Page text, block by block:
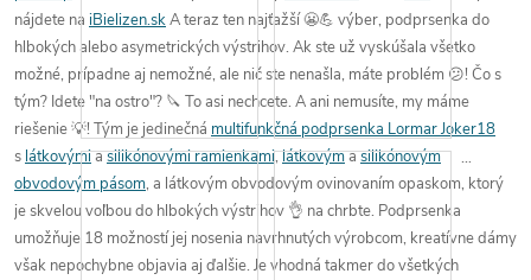
nájdete na iBielizen.skA teraz ten najťažší 😬💪 výber, podprsenka do
hlbokýchaleboasymetrických výstrihov. Ak ste už vyskúšala všetko
možné, prípadne aj nemožné, ale nič ste nenašla, máte problém 😕! Čo s
tým? Idete "na ostro"? 🔪 To asi nechcete. A ani nemusíte, my máme
riešenie 💡! Tým je jedinečná multifunkčná podprsenka Lormar Joker18
s látkovýmiasilikónovými ramienkami,látkovýmasilikónovým
obvodovým pásom, a látkovým obvodovým ovinovaním opaskom, ktorý
je skvelou voľboudo hlbokých výstrihov 👌 na chrbte. Podprsenka
umožňuje 18 možnostíjej nosenia navrhnutých výrobcom, kreatívne dámy
však nepochybneobjavia aj ďalšie. Je vhodná takmer do všetkých